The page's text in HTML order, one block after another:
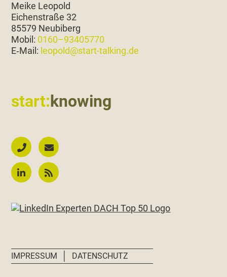
Meike Leopold
Eichen­straße 32
85579 Neubiberg
Mobil: 0160–93405770
E‑Mail: leopold@start-talking.de
start:knowing
IMPRESSUM DATENSCHUTZ